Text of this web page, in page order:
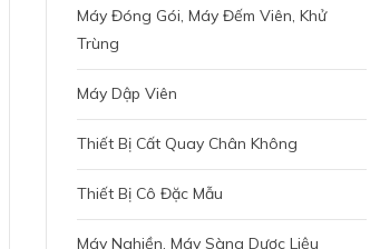
Máy Đóng Gói, Máy Đếm Viên, Khử
Trùng
Máy Dập Viên
Thiết Bị Cất Quay Chân Không
Thiết Bị Cô Đặc Mẫu
Máy Nghiền, Máy Sàng Dược Liệu